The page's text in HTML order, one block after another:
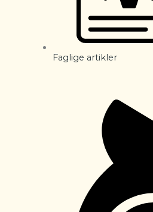
Faglige artikler